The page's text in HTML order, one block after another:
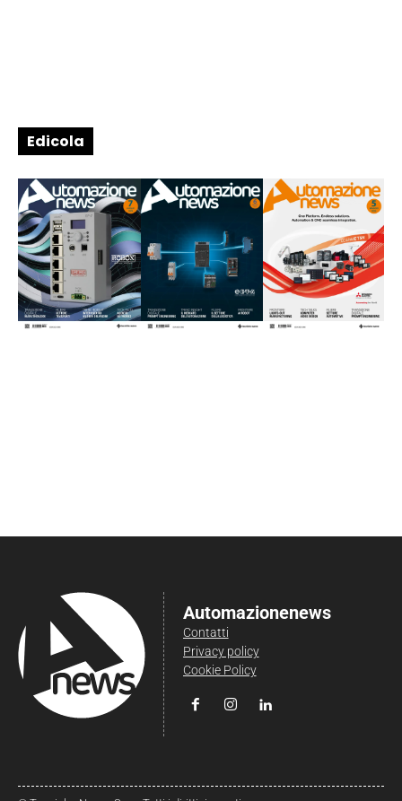
Edicola
Automazionenews
Contatti
Privacy policy
Cookie Policy